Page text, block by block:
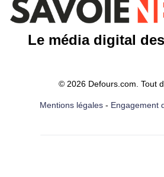
Le média digital
© 2026 Defours.com. Tout
Mentions légales- Engagement